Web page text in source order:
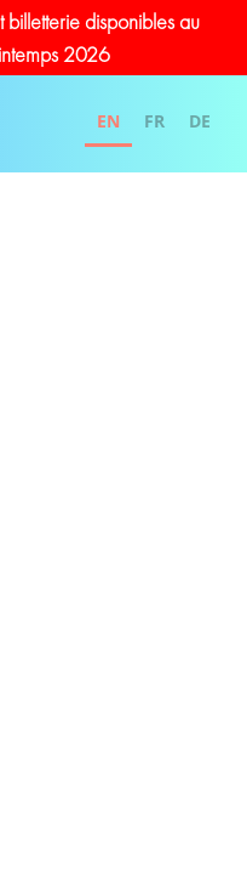
billetterie disponibles au
2026
EN FR DE